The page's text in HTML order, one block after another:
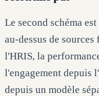
Le second schéma
au-dessus de
l'HRIS, la
l'engagement depuis
depuis un modèle